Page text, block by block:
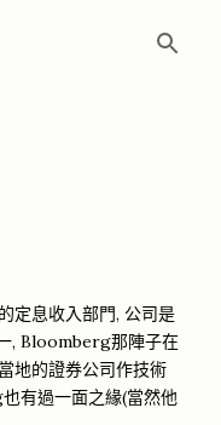
定息收入部門, 公司是
, Bloomberg那陣子在
地的證券公司作技術
有過一面之緣(當然他